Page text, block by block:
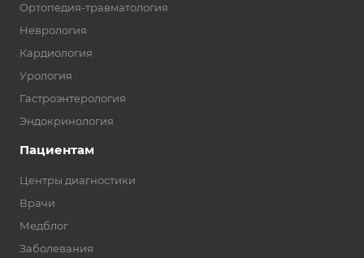
Ортопедия-травматология
Неврология
Кардиология
Урология
Гастроэнтерология
Эндокринология
Пациентам
Центры диагностики
Врачи
Медблог
Заболевания